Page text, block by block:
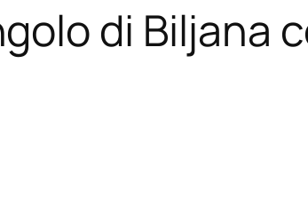
di Biljana